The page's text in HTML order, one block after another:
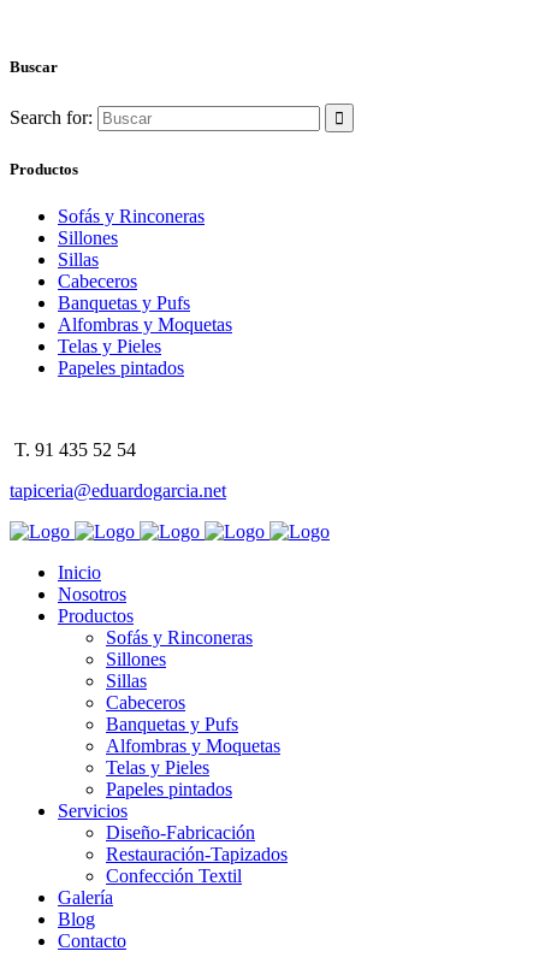
Buscar
Search for:
Productos
Sofás y Rinconeras
Sillones
Sillas
Cabeceros
Banquetas y Pufs
Alfombras y Moquetas
Telas y Pieles
Papeles pintados
T. 91 435 52 54
tapiceria@eduardogarcia.net
Inicio
Nosotros
Productos
Sofás y Rinconeras
Sillones
Sillas
Cabeceros
Banquetas y Pufs
Alfombras y Moquetas
Telas y Pieles
Papeles pintados
Servicios
Diseño-Fabricación
Restauración-Tapizados
Confección Textil
Galería
Blog
Contacto